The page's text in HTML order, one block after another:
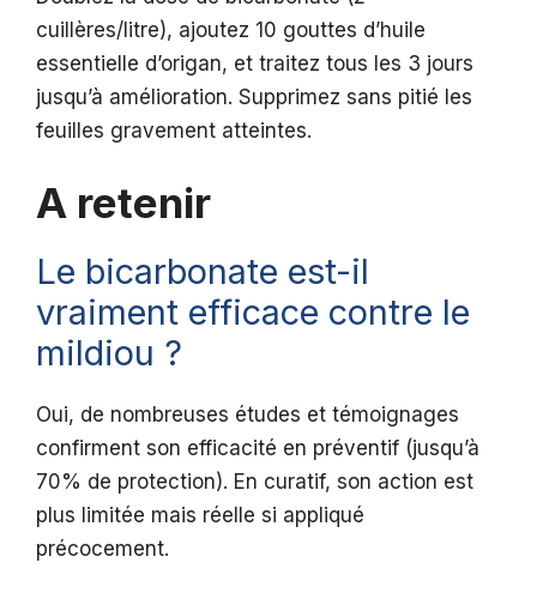
cuillères/litre), ajoutez 10 gouttes d’huile
essentielle d’origan, et traitez tous les 3 jours
jusqu’à amélioration. Supprimez sans pitié les
feuilles gravement atteintes.
A retenir
Le bicarbonate est-il
vraiment efficace contre le
mildiou ?
Oui, de nombreuses études et témoignages
confirment son efficacité en préventif (jusqu’à
70% de protection). En curatif, son action est
plus limitée mais réelle si appliqué
précocement.